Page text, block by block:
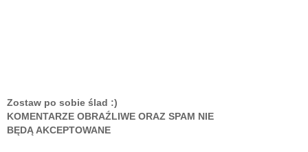
Zostaw po sobie ślad :)
KOMENTARZE OBRAŹLIWE ORAZ SPAM NIE
BĘDĄ AKCEPTOWANE